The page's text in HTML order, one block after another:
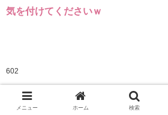
気を付けてくださいｗ
602
殺されるw
メニュー ホーム 検索